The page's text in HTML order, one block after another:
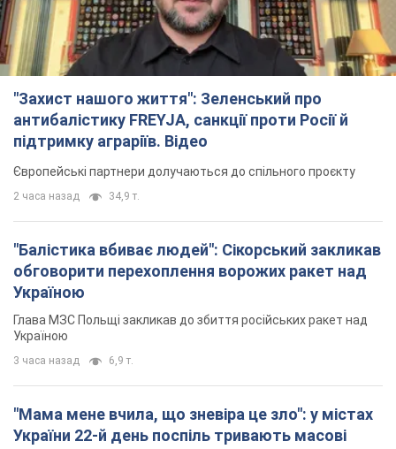
"Захист нашого життя": Зеленський про
антибалістику FREYJA, санкції проти Росії й
підтримку аграріїв. Відео
Європейські партнери долучаються до спільного проєкту
2 часа назад 34,9 т.
"Балістика вбиває людей": Сікорський закликав
обговорити перехоплення ворожих ракет над
Україною
Глава МЗС Польщі закликав до збиття російських ракет над
Україною
3 часа назад 6,9 т.
"Мама мене вчила, що зневіра це зло": у містах
України 22-й день поспіль тривають масові